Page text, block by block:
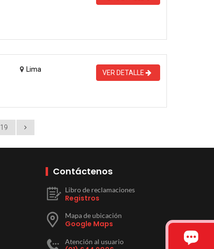
Lima VER DETALLE
19
Contáctenos
Libro de reclamaciones
Registros
Mapa de ubicación
Google Maps
Atención al usuario